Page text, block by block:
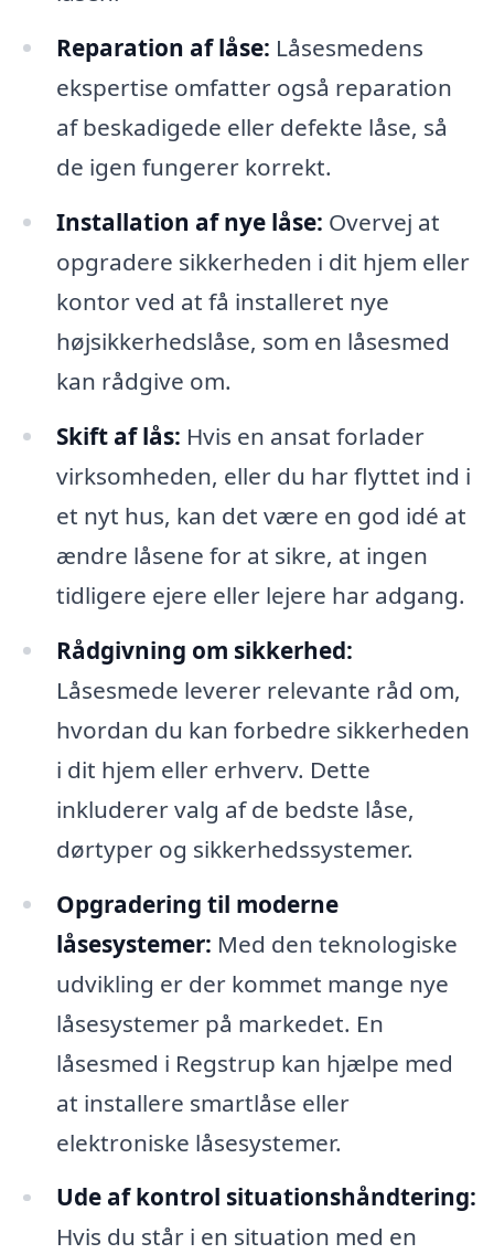
Reparation af låse: Låsesmedens
ekspertise omfatter også reparation
af beskadigede eller defekte låse, så
de igen fungerer korrekt.
Installation af nye låse: Overvej at
opgradere sikkerheden i dit hjem eller
kontor ved at få installeret nye
højsikkerhedslåse, som en låsesmed
kan rådgive om.
Skift af lås: Hvis en ansat forlader
virksomheden, eller du har flyttet ind i
et nyt hus, kan det være en god idé at
ændre låsene for at sikre, at ingen
tidligere ejere eller lejere har adgang.
Rådgivning om sikkerhed:
Låsesmede leverer relevante råd om,
hvordan du kan forbedre sikkerheden
i dit hjem eller erhverv. Dette
inkluderer valg af de bedste låse,
dørtyper og sikkerhedssystemer.
Opgradering til moderne
låsesystemer: Med den teknologiske
udvikling er der kommet mange nye
låsesystemer på markedet. En
låsesmed i Regstrup kan hjælpe med
at installere smartlåse eller
elektroniske låsesystemer.
Ude af kontrol situationshåndtering:
Hvis du står i en situation med en